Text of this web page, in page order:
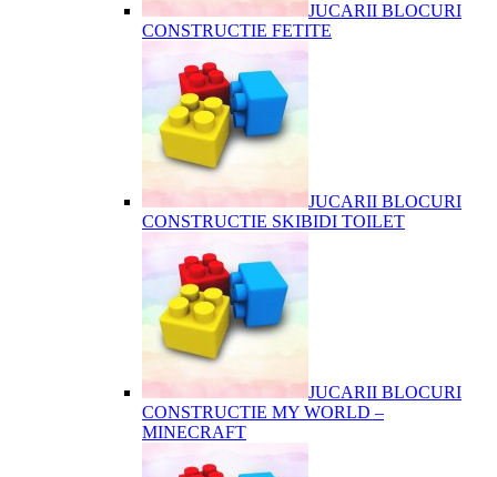
JUCARII BLOCURI
CONSTRUCTIE FETITE
JUCARII BLOCURI
CONSTRUCTIE SKIBIDI TOILET
JUCARII BLOCURI
CONSTRUCTIE MY WORLD –
MINECRAFT